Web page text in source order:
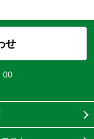
せ
00